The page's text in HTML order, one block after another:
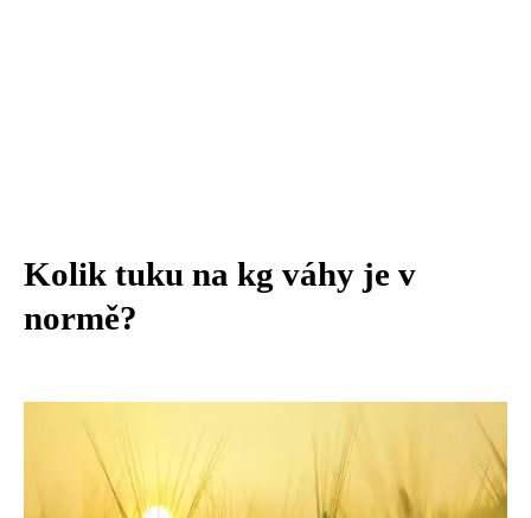
Kolik tuku na kg váhy je v
normě?